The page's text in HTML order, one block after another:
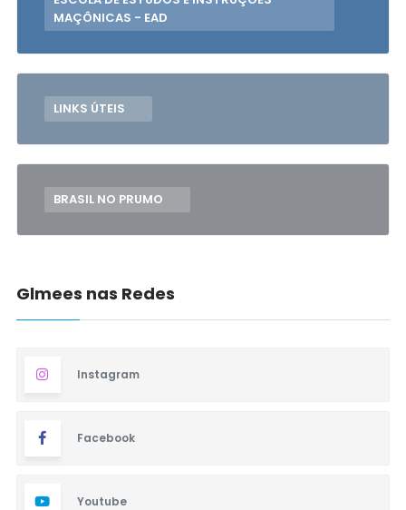
MAÇÔNICAS - EAD
LINKS ÚTEIS
BRASIL NO PRUMO
Glmees nas Redes
Instagram
Facebook
Youtube